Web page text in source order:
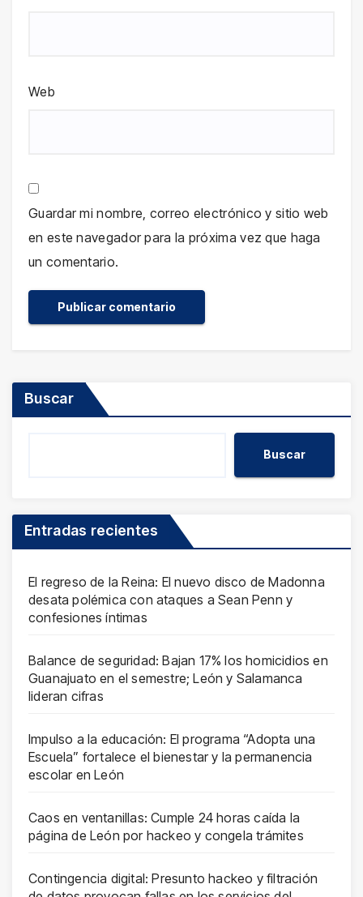
Web
Guardar mi nombre, correo electrónico y sitio web
en este navegador para la próxima vez que haga
un comentario.
Buscar
Buscar
Entradas recientes
El regreso de la Reina: El nuevo disco de Madonna
desata polémica con ataques a Sean Penn y
confesiones íntimas
Balance de seguridad: Bajan 17% los homicidios en
Guanajuato en el semestre; León y Salamanca
lideran cifras
Impulso a la educación: El programa “Adopta una
Escuela” fortalece el bienestar y la permanencia
escolar en León
Caos en ventanillas: Cumple 24 horas caída la
página de León por hackeo y congela trámites
Contingencia digital: Presunto hackeo y filtración